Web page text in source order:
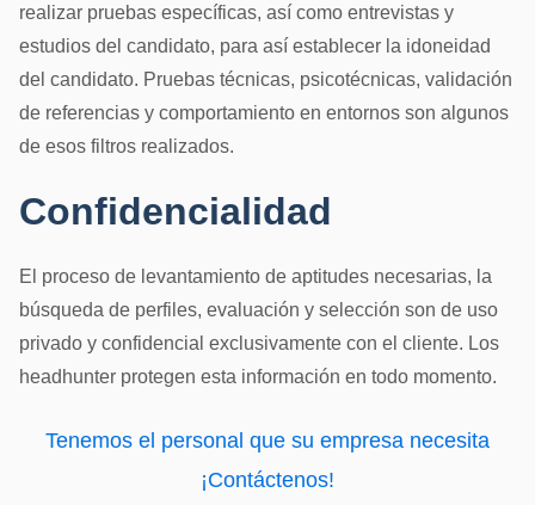
realizar pruebas específicas, así como entrevistas y
estudios del candidato, para así establecer la idoneidad
del candidato. Pruebas técnicas, psicotécnicas, validación
de referencias y comportamiento en entornos son algunos
de esos filtros realizados.
Confidencialidad
El proceso de levantamiento de aptitudes necesarias, la
búsqueda de perfiles, evaluación y selección son de uso
privado y confidencial exclusivamente con el cliente. Los
headhunter protegen esta información en todo momento.
Tenemos el personal que su empresa necesita
¡Contáctenos!